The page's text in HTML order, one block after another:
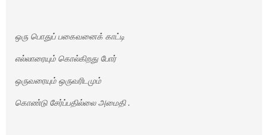
ஒரு பொதுப் பகைவனைக் காட்டி
எல்லாரையும் கொல்கிறது போர்
ஒருவரையும் ஒருவரிடமும்
கொண்டு சேர்ப்பதில்லை அமைதி .